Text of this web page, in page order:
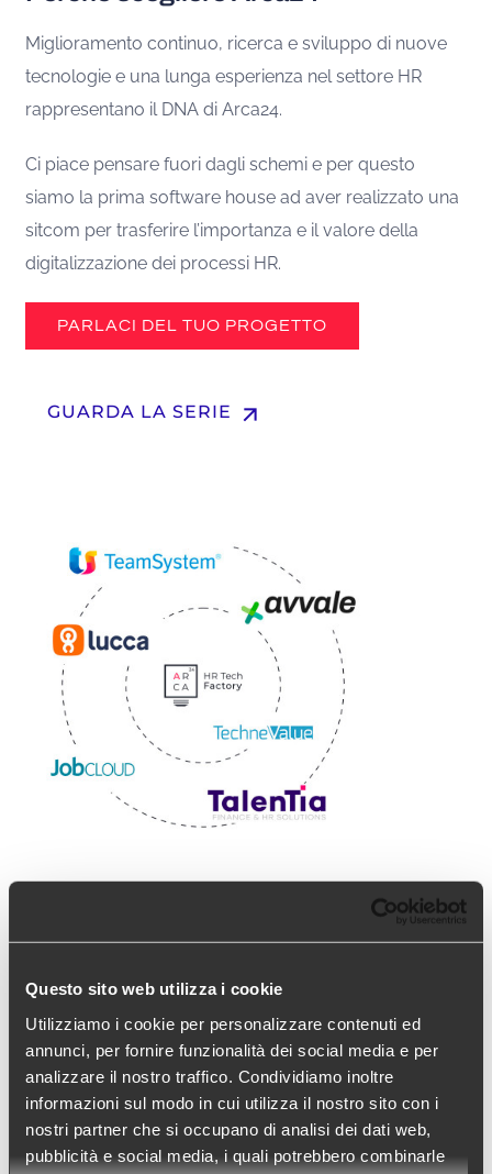
Questo sito web utilizza i cookie
Utilizziamo i cookie per personalizzare contenuti ed
annunci, per fornire funzionalità dei social media e per
analizzare il nostro traffico. Condividiamo inoltre
informazioni sul modo in cui utilizza il nostro sito con i
nostri partner che si occupano di analisi dei dati web,
pubblicità e social media, i quali potrebbero combinarle
Miglioramento continuo, ricerca e sviluppo di nuove
tecnologie e una lunga esperienza nel settore HR
rappresentano il DNA di Arca24.
Ci piace pensare fuori dagli schemi e per questo
siamo la prima software house ad aver realizzato una
sitcom per trasferire l’importanza e il valore della
digitalizzazione dei processi HR.
PARLACI DEL TUO PROGETTO
GUARDA LA SERIE arrow_upward
Gli operatori di mercato che ci
I software di Arca24 possono essere acquistati
direttamente o attraverso una rete di partner
composta dai più importanti player di mercato che
hanno integrato all’interno della propria suite le
nostre soluzioni.